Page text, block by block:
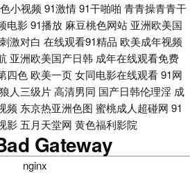
小视频 91激情91干啪啪 青青操青青干
电影91播放 麻豆桃色网站 亚洲欧美国
激对白 在线观看91精品 欧美成年视频
亚洲欧美国产日韩 成年在线观看免费
四色 欧美一页女同电影在线观看91网
狼人三级片高清男同 国产日韩伦理淫 成
频 东京热亚洲色图 蜜桃成人超碰网 91
影 五月天堂网 黄色福利影院
Gateway
nginx